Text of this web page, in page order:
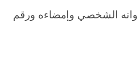
الشخصي وإمضاءه ورقم